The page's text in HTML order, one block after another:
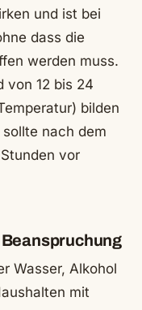
und ist bei
dass die
werden muss.
von 12 bis 24
bilden
nach dem
vor
Wasser, Alkohol
mit